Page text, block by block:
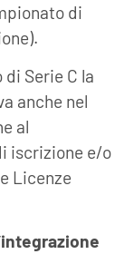
di
Serie C la
anche nel
al
iscrizione e/o
Licenze